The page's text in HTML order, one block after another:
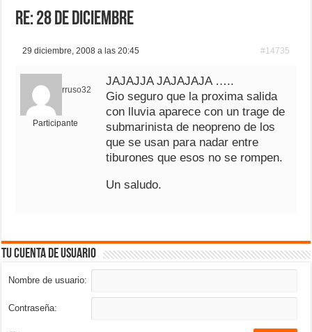
Re: 28 de Diciembre
29 diciembre, 2008 a las 20:45 #14735
rruso32
Participante
JAJAJJA JAJAJAJA …..
Gio seguro que la proxima salida
con lluvia aparece con un trage de
submarinista de neopreno de los
que se usan para nadar entre
tiburones que esos no se rompen.
Un saludo.
Tu cuenta de usuario
Nombre de usuario:
Contraseña: